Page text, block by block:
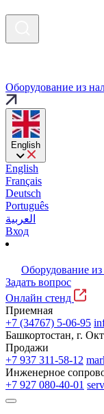
Оборудование из
English
English
Français
Deutsch
Português
العربية
Вход
Оборудование
Задать вопрос
Онлайн стенд
Приемная
+7 (34767) 5-06-95
Башкортостан, г.
Продажи
+7 937 311-58-12
Инженерное
+7 927 080-40-01